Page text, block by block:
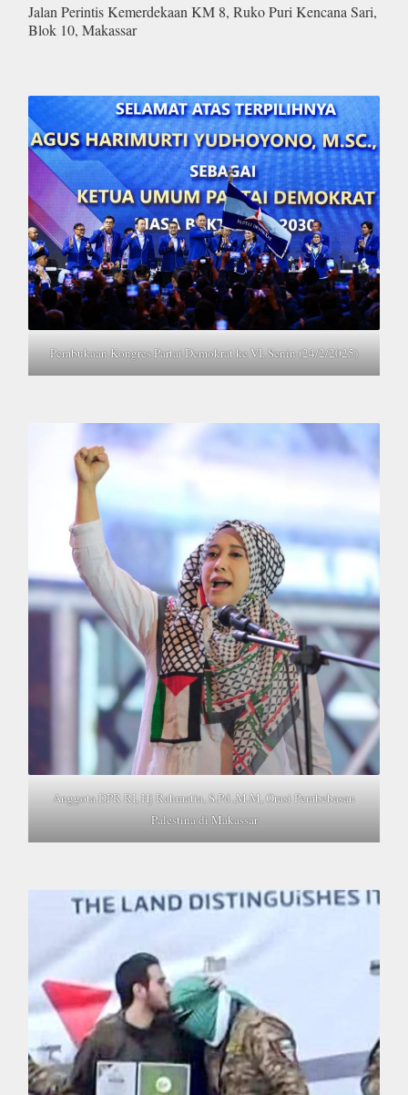
Jalan Perintis Kemerdekaan KM 8, Ruko Puri Kencana Sari,
Blok 10, Makassar
Pembukaan Kongres Partai Demokrat ke VI, Senin (24/2/2025)
Anggota DPR RI, Hj Rahmatia, S.Pd.,M.M, Orasi Pembebasan
Palestina di Makassar